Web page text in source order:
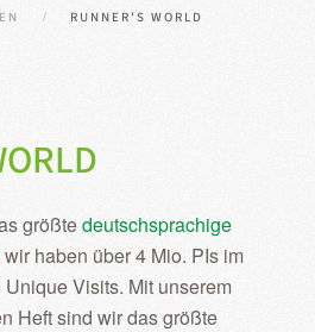
RUNNER'S WORLD
größtedeutschsprachige
wir haben über 4 Mio. PIs im
Visits. Mit unserem
Heft sind wir das größte